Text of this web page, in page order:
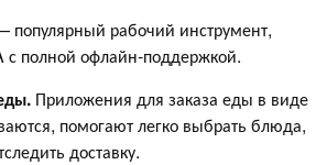
рабочий инструмент,
с полной офлайн-поддержкой.
Приложения для заказа еды в виде
помогают легко выбрать блюда,
доставку.